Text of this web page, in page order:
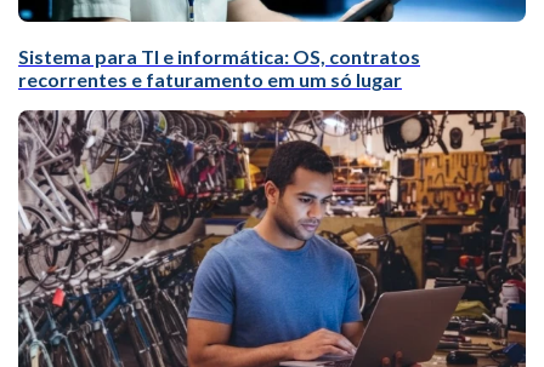
Sistema para TI e informática: OS, contratos
recorrentes e faturamento em um só lugar